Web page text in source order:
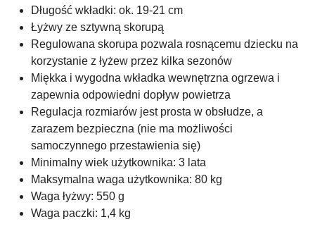
Długość wkładki: ok. 19-21 cm
Łyżwy ze sztywną skorupą
Regulowana skorupa pozwala rosnącemu dziecku na
korzystanie z łyżew przez kilka sezonów
Miękka i wygodna wkładka wewnętrzna ogrzewa i
zapewnia odpowiedni dopływ powietrza
Regulacja rozmiarów jest prosta w obsłudze, a
zarazem bezpieczna (nie ma możliwości
samoczynnego przestawienia się)
Minimalny wiek użytkownika: 3 lata
Maksymalna waga użytkownika: 80 kg
Waga łyżwy: 550 g
Waga paczki: 1,4 kg